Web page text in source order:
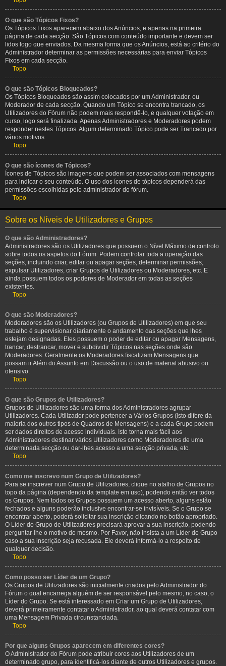
O que são Tópicos Fixos?
Os Tópicos Fixos aparecem abaixo dos Anúncios, e apenas na primeira
página de cada secção. São Tópicos com conteúdo importante e devem ser
lidos logo que enviados. Da mesma forma que os Anúncios, está ao critério do
Administrador determinar as permissões necessárias para enviar Tópicos
Fixos em cada secção.
Topo
O que são Tópicos Bloqueados?
Os Tópicos Bloqueados são assim colocados por um Administrador, ou
Moderador de cada secção. Quando um Tópico se encontra trancado, os
Utilizadores do Fórum não podem mais respondê-lo, e qualquer votação em
curso, logo será finalizada. Apenas Administradores e Moderadores podem
responder nestes Tópicos. Algum determinado Tópico pode ser Trancado por
vários motivos.
Topo
O que são ícones de Tópicos?
Ícones de Tópicos são imagens que podem ser associados com mensagens
para indicar o seu conteúdo. O uso dos ícones de tópicos dependerá das
permissões escolhidas pelo administrador do fórum.
Topo
Sobre os Níveis de Utilizadores e Grupos
O que são Administradores?
Administradores são os Utilizadores que possuem o Nível Máximo de controlo
sobre todos os aspetos do Fórum. Podem controlar toda a operação das
seções, incluindo criar, editar ou apagar seções, determinar permissões,
expulsar Utilizadores, criar Grupos de Utilizadores ou Moderadores, etc. E
ainda possuem todos os poderes de Moderador em todas as seções
existentes.
Topo
O que são Moderadores?
Moderadores são os Utilizadores (ou Grupos de Utilizadores) em que seu
trabalho é supervisionar diariamente o andamento das seções que lhes
estejam designadas. Eles possuem o poder de editar ou apagar Mensagens,
trancar, destrancar, mover e subdividir Tópicos nas seções onde são
Moderadores. Geralmente os Moderadores fiscalizam Mensagens que
possam ir Além do Assunto em Discussão ou o uso de material abusivo ou
ofensivo.
Topo
O que são Grupos de Utilizadores?
Grupos de Utilizadores são uma forma dos Administradores agrupar
Utilizadores. Cada Utilizador pode pertencer a Vários Grupos (isto difere da
maioria dos outros tipos de Quadros de Mensagens) e a cada Grupo podem
ser dados direitos de acesso individuais. Isto torna mais fácil aos
Administradores destinar vários Utilizadores como Moderadores de uma
determinada secção ou dar-lhes acesso a uma secção privada, etc.
Topo
Como me inscrevo num Grupo de Utilizadores?
Para se inscrever num Grupo de Utilizadores, clique no atalho de Grupos no
topo da página (dependendo da template em uso), podendo então ver todos
os Grupos. Nem todos os Grupos possuem um acesso aberto, alguns estão
fechados e alguns poderão inclusive encontrar-se invisíveis. Se o Grupo se
encontrar aberto, poderá solicitar sua inscrição clicando no botão apropriado.
O Líder do Grupo de Utilizadores precisará aprovar a sua inscrição, podendo
perguntar-lhe o motivo do mesmo. Por Favor, não insista a um Líder de Grupo
caso a sua inscrição seja recusada. Ele deverá informá-lo a respeito de
qualquer decisão.
Topo
Como posso ser Líder de um Grupo?
Os Grupos de Utilizadores são inicialmente criados pelo Administrador do
Fórum o qual encarrega alguém de ser responsável pelo mesmo, no caso, o
Líder do Grupo. Se está interessado em Criar um Grupo de Utilizadores,
deverá primeiramente contatar o Administrador, ao qual deverá contatar com
uma Mensagem Privada circunstanciada.
Topo
Por que alguns Grupos aparecem em diferentes cores?
O Administrador do Fórum pode atribuir cores aos Utilizadores de um
determinado grupo, para identificá-los diante de outros Utilizadores e grupos.